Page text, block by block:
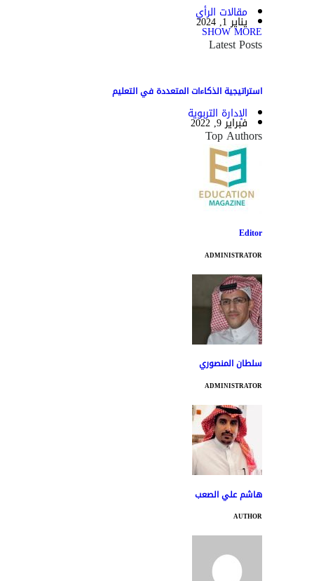
مقالات الرأي
يناير 1, 2024
SHOW MORE
Latest Posts
استراتيجية الذكاءات المتعددة في التعليم
الإدارة التربوية
فبراير 9, 2022
Top Authors
Editor
ADMINISTRATOR
سلطان المنصوري
ADMINISTRATOR
هاشم علي الصعب
AUTHOR